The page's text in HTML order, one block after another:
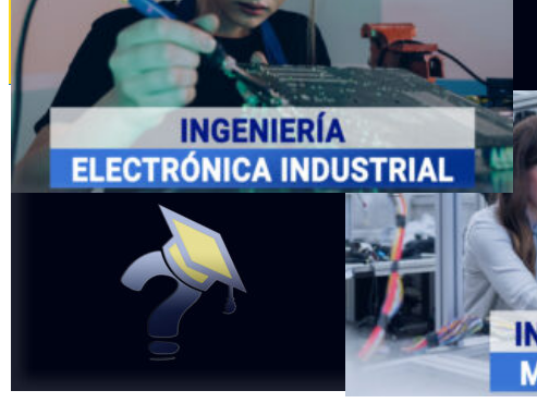
La Nota de Admisión
Tipos de
Bachillerato